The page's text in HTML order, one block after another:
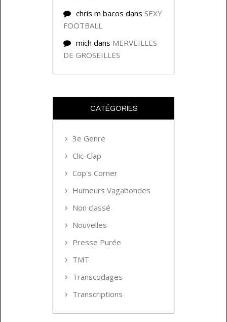
chris m bacos dans SEXY
FOOTBALL
mich dans MERVEILLES
DE GROSEILLES
CATÉGORIES
3e Genre
Clic-Clap
Cop's Corner
Humeurs Vagabondes
Non classé
Nouvelles
Presse Purée
TMT
Transcodages
Transcriptions